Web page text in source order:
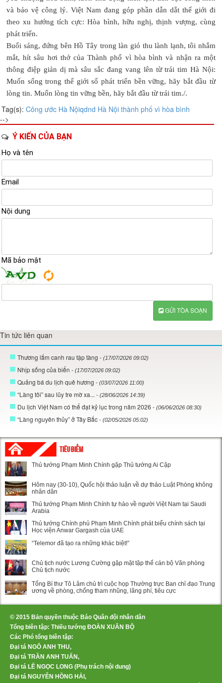
và bảo vệ công lý. Việt Nam đang góp phần dẫn dắt thế giới đi
theo xu hướng tích cực: Hòa bình, hữu nghị, thịnh vượng, cùng
phát triển.
Buổi sáng, đứng bên Hồ Tây trong làn gió thu lành lạnh, tôi nhắm
mắt, hít sâu hơi thở của Thành phố vì hòa bình và nhận ra một
thông điệp giản dị mà sâu sắc đang vang lên từ trái tim Hà Nội:
Muốn sống trong thế giới số phát triển bền vững, hãy bắt đầu từ
lòng tin. Muốn lòng tin vững bền, hãy bắt đầu từ trái tim./.
Tag(s): Công ước Hà Nộiqdnd Hà Nội thành phố vì hòa bình
-->
Ý KIẾN CỦA BẠN
Họ và tên
Email
Nội dung
Mã bảo mật
GỬI TÒA SOẠN
Tin tức liên quan
Thương lắm canh rau tập tàng - (17/07/2026 09:02)
Nhịp sống của biển - (17/07/2026 09:02)
Quảng bá du lịch quê hương - (03/07/2026 11:00)
“Làng tôi” sau lũy tre mờ xa... - (28/06/2026 14:39)
Du lịch Việt Nam có thể đạt kỷ lục trong năm 2026 - (06/06/2026 08:30)
“Làng nguyên thủy” ở Tây Bắc - (02/05/2026 05:02)
TIÊU ĐIỂM
Thủ tướng Phạm Minh Chính gặp Thủ tướng Ai Cập
Hôm nay (30-10), Quốc hội thảo luận về dự thảo Luật Phòng không
nhân dân
Thủ tướng Phạm Minh Chính tự hào về người Việt Nam tại Saudi
Arabia
Thủ tướng Chính phủ Phạm Minh Chính phát biểu chính sách tại
Học viện Anwar Gargash của UAE
“Telemor đã tạo ra những khác biệt!”
Chủ tịch nước Lương Cường gặp mặt tập thể cán bộ Văn phòng
Chủ tịch nước
Tổng Bí thư Tô Lâm chủ trì cuộc họp Thường trực Ban chỉ đạo Trung
ương về phòng, chống tham nhũng, lãng phí, tiêu cực
© 2015 Bản quyền thuộc Báo Quân đội nhân dân
Tổng biên tập: Thiếu tướng ĐOÀN XUÂN BỘ
Các Phó tổng biên tập:
Đại tá NGÔ ANH THU,
Đại tá TRẦN ANH TUẤN,
Đại tá LÊ NGỌC LONG (Phụ trách nội dung)
Đại tá NGUYỄN HỒNG HẢI,